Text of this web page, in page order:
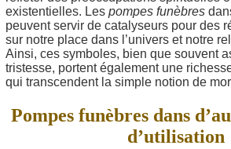
existentielles. Les pompes funèbres
peuvent servir de catalyseurs pour des
sur notre place dans l’univers et notre
Ainsi, ces symboles, bien que souvent
tristesse, portent également une
qui transcendent la simple notion de
Pompes funèbres dans
d’utilisation